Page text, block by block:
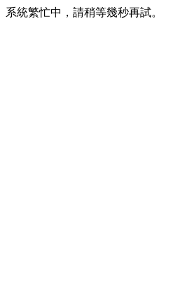
系統繁忙中，請稍等幾秒再試。